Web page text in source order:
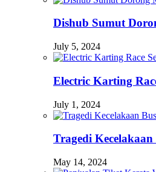
Dishub Sumut
July 5, 2024
Electric Karting
July 1, 2024
Tragedi
May 14, 2024